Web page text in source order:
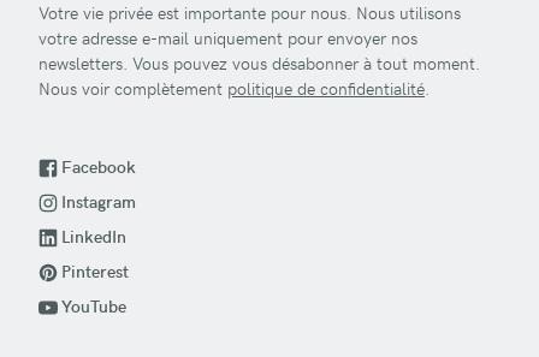
Votre vie privée est importante pour nous. Nous utilisons
votre adresse e-mail uniquement pour envoyer nos
newsletters. Vous pouvez vous désabonner à tout moment.
Nous voir complètement politique de confidentialité.
Facebook
Instagram
LinkedIn
Pinterest
YouTube